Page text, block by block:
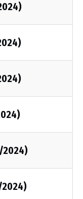
2024)